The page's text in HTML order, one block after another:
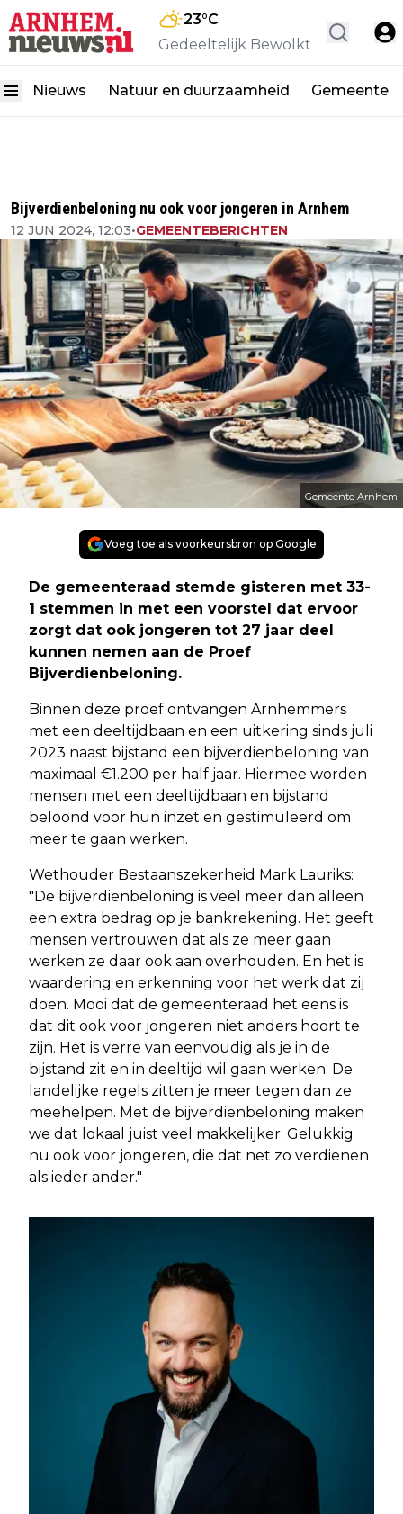
23°C
Gedeeltelijk Bewolkt
Nieuws Natuur en duurzaamheid Gemeente
Bijverdienbeloning nu ook voor jongeren in Arnhem
12 JUN 2024, 12:03•GEMEENTEBERICHTEN
Gemeente Arnhem
Voeg toe als voorkeursbron op Google
De gemeenteraad stemde gisteren met 33-
1 stemmen in met een voorstel dat ervoor
zorgt dat ook jongeren tot 27 jaar deel
kunnen nemen aan de Proef
Bijverdienbeloning.
Binnen deze proef ontvangen Arnhemmers
met een deeltijdbaan en een uitkering sinds juli
2023 naast bijstand een bijverdienbeloning van
maximaal €1.200 per half jaar. Hiermee worden
mensen met een deeltijdbaan en bijstand
beloond voor hun inzet en gestimuleerd om
meer te gaan werken.
Wethouder Bestaanszekerheid Mark Lauriks:
"De bijverdienbeloning is veel meer dan alleen
een extra bedrag op je bankrekening. Het geeft
mensen vertrouwen dat als ze meer gaan
werken ze daar ook aan overhouden. En het is
waardering en erkenning voor het werk dat zij
doen. Mooi dat de gemeenteraad het eens is
dat dit ook voor jongeren niet anders hoort te
zijn. Het is verre van eenvoudig als je in de
bijstand zit en in deeltijd wil gaan werken. De
landelijke regels zitten je meer tegen dan ze
meehelpen. Met de bijverdienbeloning maken
we dat lokaal juist veel makkelijker. Gelukkig
nu ook voor jongeren, die dat net zo verdienen
als ieder ander."